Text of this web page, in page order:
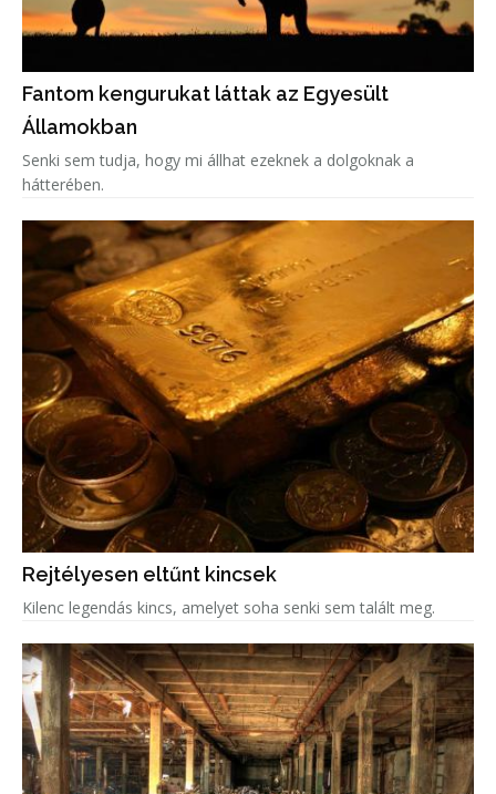
Fantom kengurukat láttak az Egyesült
Államokban
Senki sem tudja, hogy mi állhat ezeknek a dolgoknak a
hátterében.
Rejtélyesen eltűnt kincsek
Kilenc legendás kincs, amelyet soha senki sem talált meg.